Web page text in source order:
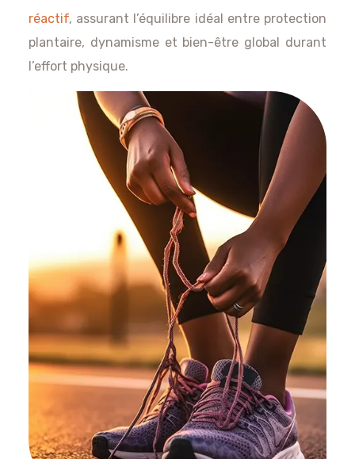
réactif, assurant l’équilibre idéal entre protection
plantaire, dynamisme et bien-être global durant
l’effort physique.